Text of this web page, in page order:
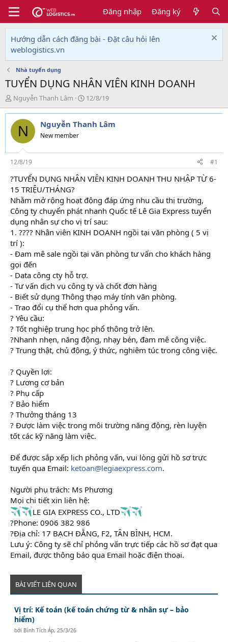
Đăng nhập Đăng ký
Hướng dẫn cách đăng bài - Đặt câu hỏi lên
weblogistics.vn
Nhà tuyển dụng
TUYỂN DỤNG NHÂN VIÊN KINH DOANH
T
h
r
e
d
s
t
a
r
t
e
r
Nguyễn Thanh Lâm
N
g
à
y
i
12/8/19
N Nguyễn Thanh Lâm
New member
12/8/19 #1
?TUYỂN DỤNG NHÂN VIÊN KINH DOANH THU NHẬP TỪ 6-
15 TRIỆU/THÁNG?
Nhằm mở rộng hoạt động đáp ứng nhu cầu thị trường,
Công ty chuyển phát nhanh Quốc tế Lê Gia Express tuyển
dụng nhân sự cho vị trí sau:
1. ?‍??‍? Nhân viên KINH DOANH ngồi tại văn phòng ( 5 vị
trí ):
- Đam mê sale ngồi tại văn phòng tư vấn cho khách hàng
gọi đến
- Data công cty hỗ trợ.
- Tư vấn dịch vụ công ty và chốt đơn hàng
- Biết sử dụng Thông thạo máy tính văn phòng.
- Trao đổi cụ thể hơn qua phỏng vấn.
? Yêu cầu:
? Tốt nghiệp trung học phổ thông trở lên.
?Nhanh nhẹn, năng động, nhạy bén, đam mê công việc.
? Trung thật, chủ động, ý thức, nghiêm túc trong công việc.
? Quyền lợi:
? Lương cơ bản
? Phụ cấp
? Bảo hiểm
? Thưởng tháng 13
? Được làm việc trong môi trường năng động, rèn luyện
tốt các kỹ năng làm việc.
Để được sắp xếp lịch phỏng vấn, vui lòng gửi hồ sơ trực
tuyến qua Email: ketoan@legiaexpress.com.
Người phụ trách: Ms Phương
Mọi chi tiết xin liên hệ:
LE GIA EXPRESS CO., LTD
?Phone: 0906 382 986
?Địa chỉ: 17 BẠCH ĐẰNG, F2, TÂN BÌNH, HCM.
Lưu ý: Công ty sẽ chỉ phỏng vấn trực tiếp các hồ sơ đạt qua
Email, được thông báo qua Email hoặc điện thoại.
BÀI VIẾT LIÊN QUAN
Vị trí: Kế toán (kế toán chứng từ & nhân sự – bảo
hiểm)
bởi Bình Tích Áp, 25/3/26